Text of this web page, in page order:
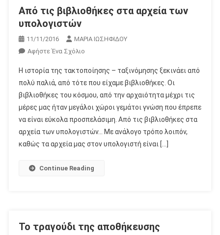
Από τις βιβλιοθήκες στα αρχεία των
υπολογιστών
11/11/2016
ΜΑΡΙΑ ΙΩΣΗΦΙΔΟΥ
Αφήστε Ένα ΣχόλιοΓια
Από
Τις
Βιβλιοθήκες
Στα
Αρχεία
Των
Υπολογιστών
Η ιστορία της τακτοποίησης – ταξινόμησης ξεκινάει από
πολύ παλιά, από τότε που είχαμε βιβλιοθήκες. Οι
βιβλιοθήκες του κόσμου, από την αρχαιότητα μέχρι τις
μέρες μας ήταν μεγάλοι χώροι γεμάτοι γνώση που έπρεπε
να είναι εύκολα προσπελάσιμη. Από τις βιβλιοθήκες στα
αρχεία των υπολογιστών… Με ανάλογο τρόπο λοιπόν,
καθώς τα αρχεία μας στον υπολογιστή είναι […]
Continue Reading
Το τραγούδι της αποθήκευσης